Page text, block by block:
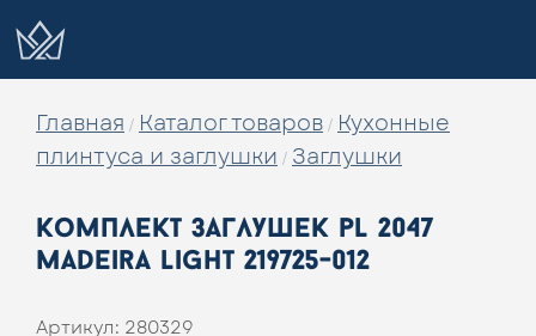
Главная / Каталог товаров / Кухонные
плинтуса и заглушки / Заглушки
комплект заглушек pl 2047
madeira light 219725-012
Артикул: 280329